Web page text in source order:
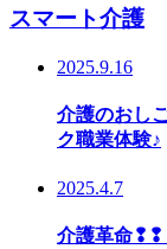
スマート介護
2025.9.16
介護のおし
ク職業体験♪
2025.4.7
介護革命❢❢